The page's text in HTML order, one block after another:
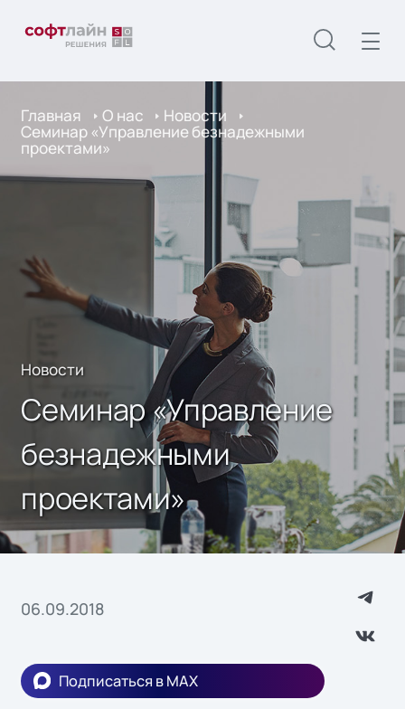
Главная О нас Новости
Cеминар «Управление безнадежными
проектами»
Новости
Cеминар «Управление
безнадежными
проектами»
06.09.2018
Подписаться в MAX